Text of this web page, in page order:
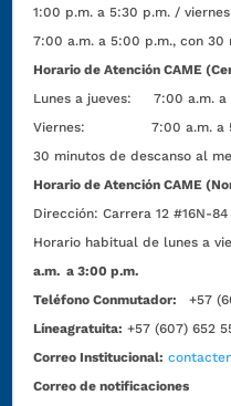
1:00 p.m. a 5:30 p.m. /
7:00 a.m. a 5:00 p.m., con
Horario de Atención CAME
Lunes a jueves: 7:00 a.m. a
Viernes: 7:00 a.m. a 5:00
30 minutos de descanso al
Horario de Atención CAME
Dirección:Carrera 12 #16N-
Horario habitual de lunes a
a.m. a 3:00 p.m.
Teléfono Conmutador:
+57
Líneagratuita: +57 (607) 652
Correo Institucional:
Correo de notificaciones